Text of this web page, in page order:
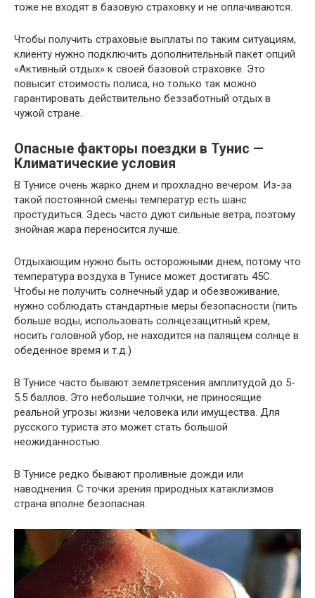
тоже не входят в базовую страховку и не оплачиваются.
Чтобы получить страховые выплаты по таким ситуациям,
клиенту нужно подключить дополнительный пакет опций
«Активный отдых» к своей базовой страховке. Это
повысит стоимость полиса, но только так можно
гарантировать действительно беззаботный отдых в
чужой стране.
Опасные факторы поездки в Тунис —
Климатические условия
В Тунисе очень жарко днем и прохладно вечером. Из-за
такой постоянной смены температур есть шанс
простудиться. Здесь часто дуют сильные ветра, поэтому
знойная жара переносится лучше.
Отдыхающим нужно быть осторожными днем, потому что
температура воздуха в Тунисе может достигать 45C.
Чтобы не получить солнечный удар и обезвоживание,
нужно соблюдать стандартные меры безопасности (пить
больше воды, использовать солнцезащитный крем,
носить головной убор, не находится на палящем солнце в
обеденное время и т.д.)
В Тунисе часто бывают землетрясения амплитудой до 5-
5.5 баллов. Это небольшие толчки, не приносящие
реальной угрозы жизни человека или имущества. Для
русского туриста это может стать большой
неожиданностью.
В Тунисе редко бывают проливные дожди или
наводнения. С точки зрения природных катаклизмов
страна вполне безопасная.